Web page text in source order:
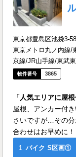
東京都豊島区池袋3-
東京メトロ丸ノ内線/
京線/JR山手線/東武
3865
「人気エリアに屋
屋根、アンカー付
さいですが…その分
合わせはお早めに！
1 バイク S区画①